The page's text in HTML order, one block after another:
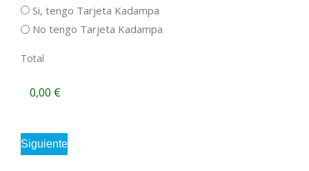
Si, tengo Tarjeta Kadampa
No tengo Tarjeta Kadampa
Total